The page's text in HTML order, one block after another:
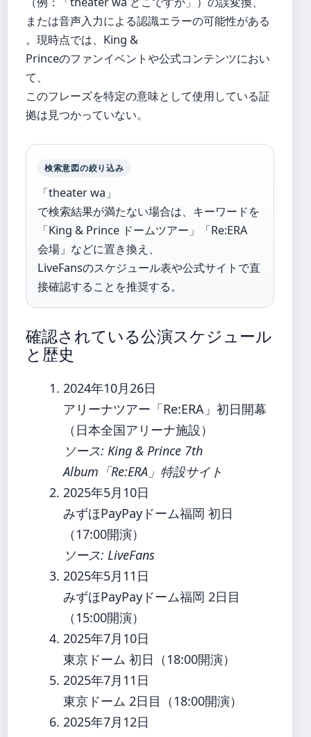
または音声入力による認識エラーの可能性がある
。現時点では、King &
Princeのファンイベントや公式コンテンツにおい
て、
このフレーズを特定の意味として使用している証
拠は見つかっていない。
検索意図の絞り込み
「theater wa」
で検索結果が満たない場合は、キーワードを
「King & Prince ドームツアー」「Re:ERA
会場」などに置き換え、
LiveFansのスケジュール表や公式サイトで直
接確認することを推奨する。
確認されている公演スケジュール
と歴史
2024年10月26日
アリーナツアー「Re:ERA」初日開幕
（日本全国アリーナ施設）
ソース: King & Prince 7th
Album「Re:ERA」特設サイト
2025年5月10日
みずほPayPayドーム福岡 初日
（17:00開演）
ソース: LiveFans
2025年5月11日
みずほPayPayドーム福岡 2日目
（15:00開演）
2025年7月10日
東京ドーム 初日（18:00開演）
2025年7月11日
東京ドーム 2日目（18:00開演）
2025年7月12日